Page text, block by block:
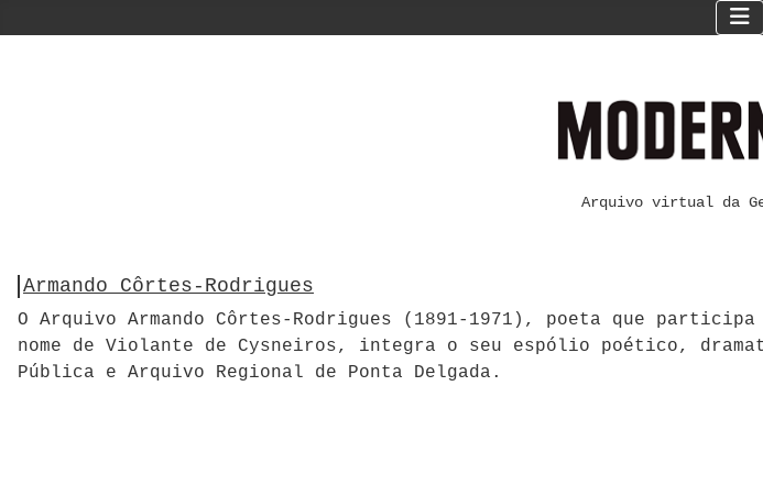
Arquivo virtual da
Armando Côrtes-Rodrigues
O Arquivo Armando Côrtes-Rodrigues (1891-1971), poeta que
nome de Violante de Cysneiros, integra o seu espólio poético,
Pública e Arquivo Regional de Ponta Delgada.